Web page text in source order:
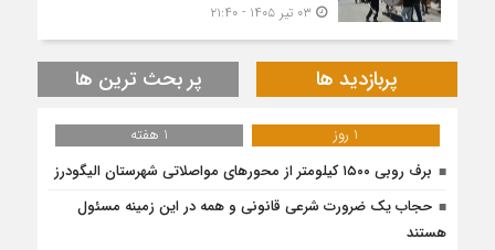
پربازدید ها پر بحث ترین ها
1 روز
1 هفته
برف روبی ۱۵۰۰ کیلومتر از محور‌های مواصلاتی شهرستان الیگودرز
حجاب یک ضرورت شرعی قانونی و همه در این زمینه مسئول
هستند